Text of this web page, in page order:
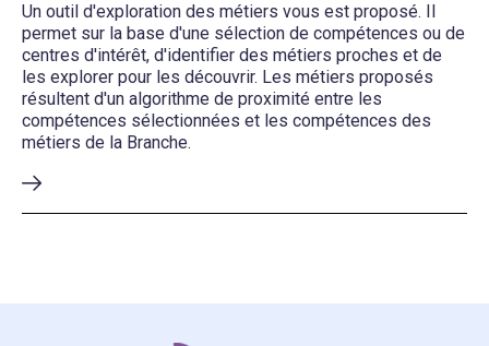
Un outil d'exploration des métiers vous est proposé. Il
permet sur la base d'une sélection de compétences ou de
centres d'intérêt, d'identifier des métiers proches et de
les explorer pour les découvrir. Les métiers proposés
résultent d'un algorithme de proximité entre les
compétences sélectionnées et les compétences des
métiers de la Branche.